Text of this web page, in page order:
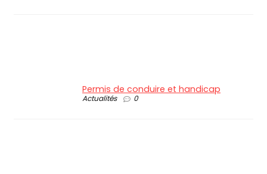
Permis de conduire et handicap
Actualités 0